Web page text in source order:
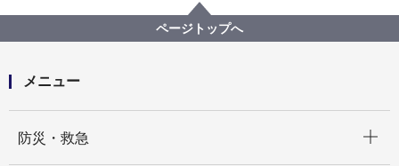
【入札結果公表】【公募型指名競争入札・令和3年度】
学校給食従事者検便検査委託
ページトップへ
メニュー
防災・救急